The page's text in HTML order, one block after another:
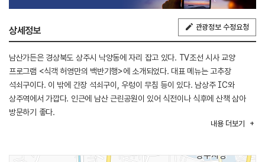
상세정보 관광정보 수정요청
남산가든은 경상북도 상주시 낙양동에 자리 잡고 있다. TV조선 시사 교양
프로그램 <식객 허영만의 백반기행>에 소개되었다. 대표 메뉴는 고추장
석쇠구이다. 이 밖에 간장 석쇠구이, 우렁이 무침 등이 있다. 남상주 IC와
상주역에서 가깝다. 인근에 남산 근린공원이 있어 식전이나 식후에 산책 삼아
방문하기 좋다.
내용 더보기